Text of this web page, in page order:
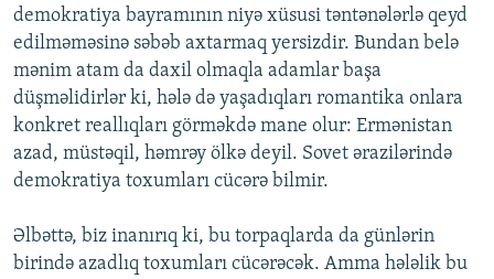
demokratiya bayramının niyə xüsusi təntənələrlə qeyd
edilməməsinə səbəb axtarmaq yersizdir. Bundan belə
mənim atam da daxil olmaqla adamlar başa
düşməlidirlər ki, hələ də yaşadıqları romantika onlara
konkret reallıqları görməkdə mane olur: Ermənistan
azad, müstəqil, həmrəy ölkə deyil. Sovet ərazilərində
demokratiya toxumları cücərə bilmir.
Əlbəttə, biz inanırıq ki, bu torpaqlarda da günlərin
birində azadlıq toxumları cücərəcək. Amma hələlik bu